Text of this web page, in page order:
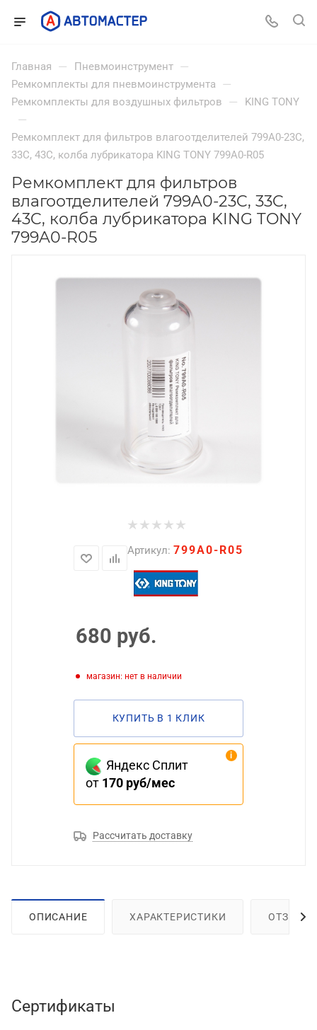
Главная — Пневмоинструмент —
Ремкомплекты для пневмоинструмента —
Ремкомплекты для воздушных фильтров — KING TONY
—
Ремкомплект для фильтров влагоотделителей 799A0-23C,
33C, 43C, колба лубрикатора KING TONY 799A0-R05
Ремкомплект для фильтров
влагоотделителей 799A0-23C, 33C,
43C, колба лубрикатора KING TONY
799A0-R05
Артикул: 799A0-R05
680 руб.
Магазин: нет в наличии
КУПИТЬ В 1 КЛИК
Яндекс Сплит
от 170 руб/мес
Рассчитать доставку
ОПИСАНИЕ ХАРАКТЕРИСТИКИ ОТЗЫВЫ
Сертификаты